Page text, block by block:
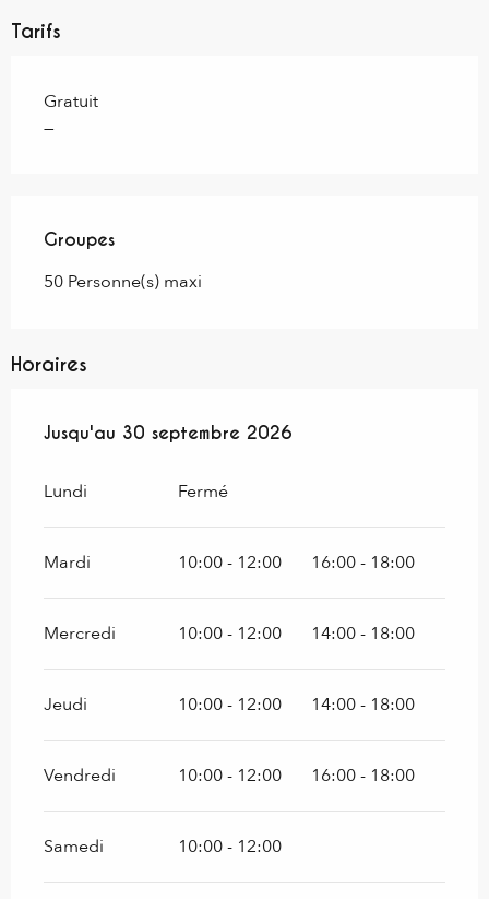
Tarifs
Gratuit
—
Groupes
Groupes
50 Personne(s) maxi
Horaires
Du1 juillet 2026au30 septembre 2026
Jusqu'au 30 septembre 2026
Lundi Fermé
Mardi 10:00 - 12:00 16:00 - 18:00
Mercredi 10:00 - 12:00 14:00 - 18:00
Jeudi 10:00 - 12:00 14:00 - 18:00
Vendredi 10:00 - 12:00 16:00 - 18:00
Samedi 10:00 - 12:00